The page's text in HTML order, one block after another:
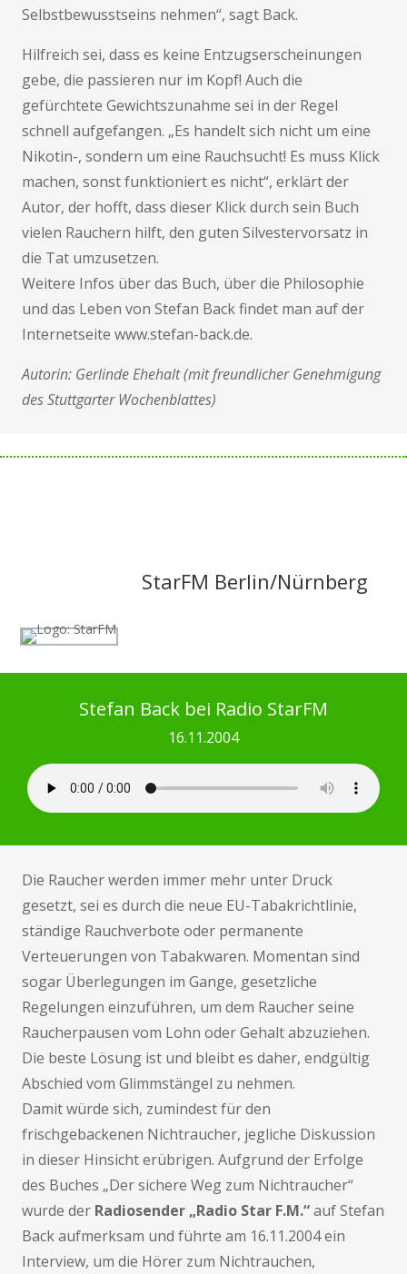
Selbstbewusstseins nehmen“, sagt Back.
Hilfreich sei, dass es keine Entzugserscheinungen
gebe, die passieren nur im Kopf! Auch die
gefürchtete Gewichtszunahme sei in der Regel
schnell aufgefangen. „Es handelt sich nicht um eine
Nikotin-, sondern um eine Rauchsucht! Es muss Klick
machen, sonst funktioniert es nicht“, erklärt der
Autor, der hofft, dass dieser Klick durch sein Buch
vielen Rauchern hilft, den guten Silvestervorsatz in
die Tat umzusetzen.
Weitere Infos über das Buch, über die Philosophie
und das Leben von Stefan Back findet man auf der
Internetseite www.stefan-back.de.
Autorin: Gerlinde Ehehalt (mit freundlicher Genehmigung
des Stuttgarter Wochenblattes)
StarFM Berlin/Nürnberg
Stefan Back bei Radio StarFM
16.11.2004
Die Raucher werden immer mehr unter Druck
gesetzt, sei es durch die neue EU-Tabakrichtlinie,
ständige Rauchverbote oder permanente
Verteuerungen von Tabakwaren. Momentan sind
sogar Überlegungen im Gange, gesetzliche
Regelungen einzuführen, um dem Raucher seine
Raucherpausen vom Lohn oder Gehalt abzuziehen.
Die beste Lösung ist und bleibt es daher, endgültig
Abschied vom Glimmstängel zu nehmen.
Damit würde sich, zumindest für den
frischgebackenen Nichtraucher, jegliche Diskussion
in dieser Hinsicht erübrigen. Aufgrund der Erfolge
des Buches „Der sichere Weg zum Nichtraucher“
wurde der Radiosender „Radio Star F.M.“auf Stefan
Back aufmerksam und führte am 16.11.2004 ein
Interview, um die Hörer zum Nichtrauchen,